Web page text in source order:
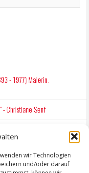
wir Technologien
und/oder darauf
- 1977) Malerin.
- Christiane Senf